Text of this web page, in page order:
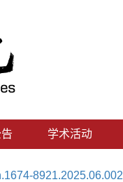
学术活动
8921.2025.06.002